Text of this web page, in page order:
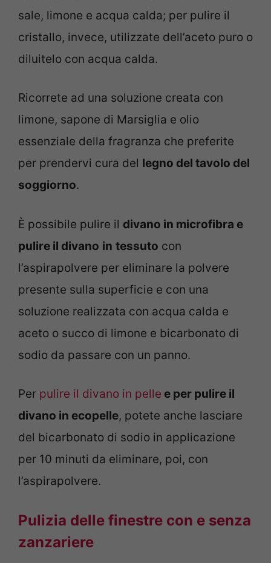
sale, limone e acqua calda; per pulire il
cristallo, invece, utilizzate dell’aceto puro o
diluitelo con acqua calda.
Ricorrete ad una soluzione creata con
limone, sapone di Marsiglia e olio
essenziale della fragranza che preferite
per prendervi cura del legno del tavolo del
soggiorno.
È possibile pulire il divano in microfibra e
pulire il divano in tessuto con
l’aspirapolvere per eliminare la polvere
presente sulla superficie e con una
soluzione realizzata con acqua calda e
aceto o succo di limone e bicarbonato di
sodio da passare con un panno.
Per pulire il divano in pelle e per pulire il
divano in ecopelle, potete anche lasciare
del bicarbonato di sodio in applicazione
per 10 minuti da eliminare, poi, con
l’aspirapolvere.
Pulizia delle finestre con e senza
zanzariere